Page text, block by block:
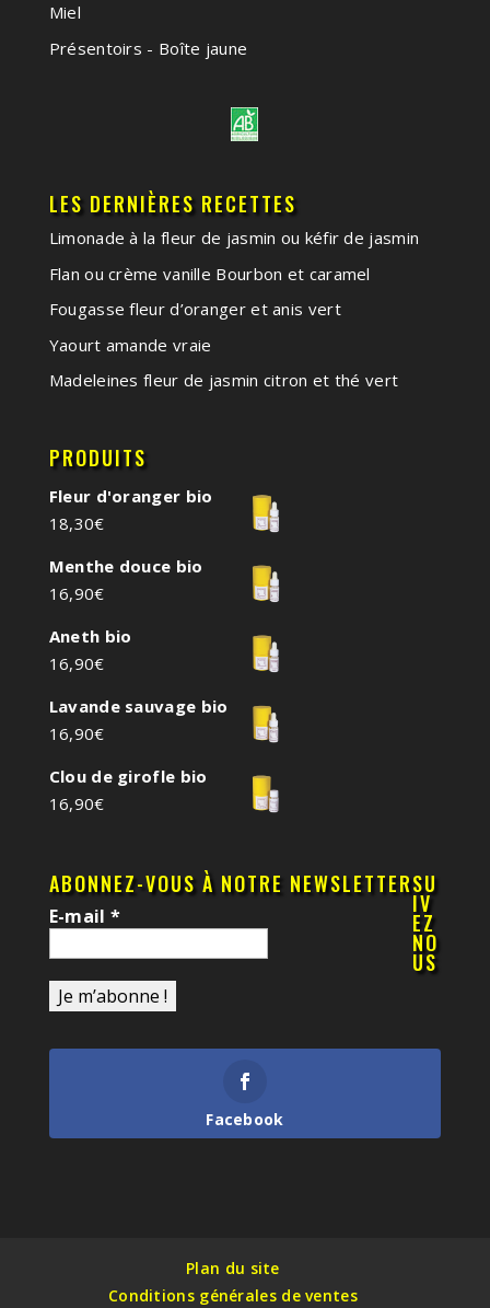
Miel
Présentoirs - Boîte jaune
LES DERNIÈRES RECETTES
Limonade à la fleur de jasmin ou kéfir de jasmin
Flan ou crème vanille Bourbon et caramel
Fougasse fleur d’oranger et anis vert
Yaourt amande vraie
Madeleines fleur de jasmin citron et thé vert
PRODUITS
Fleur d'oranger bio
18,30€
Menthe douce bio
16,90€
Aneth bio
16,90€
Lavande sauvage bio
16,90€
Clou de girofle bio
16,90€
ABONNEZ-VOUS À NOTRE NEWSLETTER
E-mail *
SU
IV
EZ
NO
US
Facebook
Plan du site
Conditions générales de ventes